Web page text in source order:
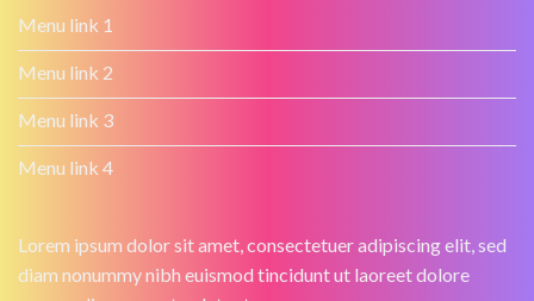
Menu link 1
Menu link 2
Menu link 3
Menu link 4
Lorem ipsum dolor sit amet, consectetuer adipiscing elit, sed
diam nonummy nibh euismod tincidunt ut laoreet dolore